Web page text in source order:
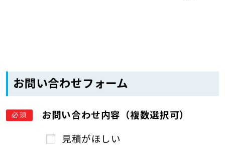
お問い合わせフォーム
必須
お問い合わせ内容（複数選択可）
見積がほしい